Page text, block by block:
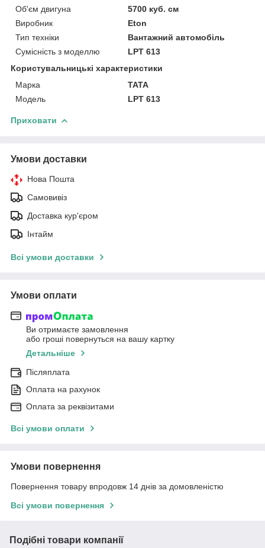
Об'єм двигуна
5700 куб. см
Виробник
Eton
Тип техніки
Вантажний автомобіль
Сумісність з моделлю
LPT 613
Користувальницькі характеристики
Марка
TATA
Модель
LPT 613
Приховати
Умови доставки
Нова Пошта
Самовивіз
Доставка кур'єром
Інтайм
Всі умови доставки
Умови оплати
Ви отримаєте замовлення
або гроші повернуться на вашу картку
Детальніше
Післяплата
Оплата на рахунок
Оплата за реквізитами
Всі умови оплати
Умови повернення
Повернення товару впродовж 14 днів за домовленістю
Всі умови повернення
Подібні товари компанії